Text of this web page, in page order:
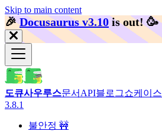
Skip to main content
🎉️Docusaurus v3.10 is out! 🥳️
도큐사우루스문서 API블로그쇼케이스
3.8.1
불안정 🚧